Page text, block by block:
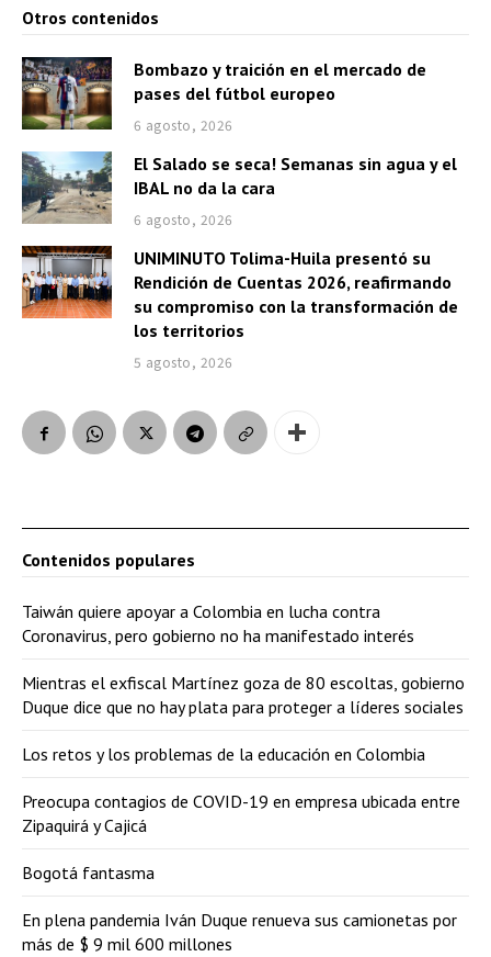
Otros contenidos
Bombazo y traición en el mercado de
pases del fútbol europeo
6 agosto, 2026
El Salado se seca! Semanas sin agua y el
IBAL no da la cara
6 agosto, 2026
UNIMINUTO Tolima-Huila presentó su
Rendición de Cuentas 2026, reafirmando
su compromiso con la transformación de
los territorios
5 agosto, 2026
Contenidos populares
Taiwán quiere apoyar a Colombia en lucha contra
Coronavirus, pero gobierno no ha manifestado interés
Mientras el exfiscal Martínez goza de 80 escoltas, gobierno
Duque dice que no hay plata para proteger a líderes sociales
Los retos y los problemas de la educación en Colombia
Preocupa contagios de COVID-19 en empresa ubicada entre
Zipaquirá y Cajicá
Bogotá fantasma
En plena pandemia Iván Duque renueva sus camionetas por
más de $ 9 mil 600 millones